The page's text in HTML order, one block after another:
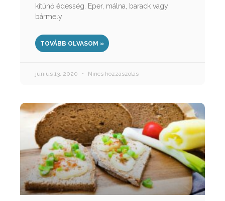
kitűnő édesség. Eper, málna, barack vagy
bármely
TOVÁBB OLVASOM »
június 13, 2020 Nincs hozzászólás